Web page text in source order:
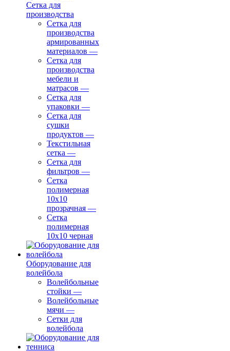
Сетка для
производства
Сетка для
производства
армированных
материалов —
Сетка для
производства
мебели и
матрасов —
Сетка для
упаковки —
Сетка для
сушки
продуктов —
Текстильная
сетка —
Сетка для
фильтров —
Сетка
полимерная
10х10
прозрачная —
Сетка
полимерная
10х10 черная
Оборудование для
волейбола
Волейбольные
стойки —
Волейбольные
мячи —
Сетки для
волейбола